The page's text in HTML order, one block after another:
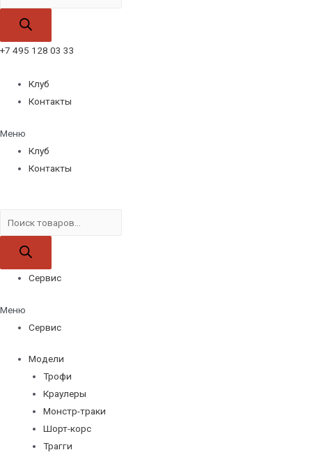
товаров
+7 495 128 03 33
Клуб
Контакты
Меню
Клуб
Контакты
товаров
Сервис
Меню
Сервис
Модели
Трофи
Краулеры
Монстр-траки
Шорт-корс
Трагги